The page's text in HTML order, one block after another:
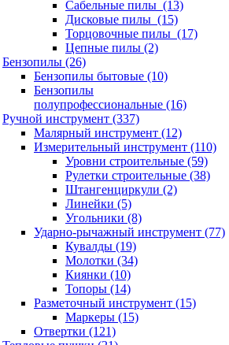
Сабельные пилы (13)
Дисковые пилы (15)
Торцовочные пилы (17)
Цепные пилы (2)
Бензопилы (26)
Бензопилы бытовые (10)
Бензопилы
полупрофессиональные (16)
Ручной инструмент (337)
Малярный инструмент (12)
Измерительный инструмент (110)
Уровни строительные (59)
Рулетки строительные (38)
Штангенциркули (2)
Линейки (5)
Угольники (8)
Ударно-рычажный инструмент (77)
Кувалды (19)
Молотки (34)
Киянки (10)
Топоры (14)
Разметочный инструмент (15)
Маркеры (15)
Отвертки (121)